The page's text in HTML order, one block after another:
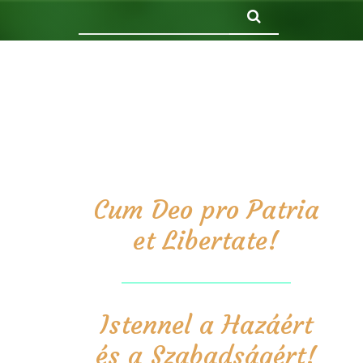
Cum Deo pro Patria
et Libertate!
Istennel a Hazáért
és a Szabadságért!